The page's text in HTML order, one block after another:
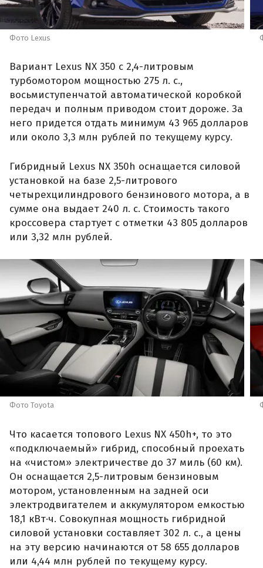
Фото Lexus
Вариант Lexus NX 350 с 2,4-литровым
турбомотором мощностью 275 л. с.,
восьмиступенчатой автоматической коробкой
передач и полным приводом стоит дороже. За
него придется отдать минимум 43 965 долларов
или около 3,3 млн рублей по текущему курсу.
Гибридный Lexus NX 350h оснащается силовой
установкой на базе 2,5-литрового
четырехцилиндрового бензинового мотора, а в
сумме она выдает 240 л. с. Стоимость такого
кроссовера стартует с отметки 43 805 долларов
или 3,32 млн рублей.
Фото Toyota
Что касается топового Lexus NX 450h+, то это
«подключаемый» гибрид, способный проехать
на «чистом» электричестве до 37 миль (60 км).
Он оснащается 2,5-литровым бензиновым
мотором, установленным на задней оси
электродвигателем и аккумулятором емкостью
18,1 кВт·ч. Совокупная мощность гибридной
силовой установки составляет 302 л. с., а цены
на эту версию начинаются от 58 655 долларов
или 4,44 млн рублей по текущему курсу.